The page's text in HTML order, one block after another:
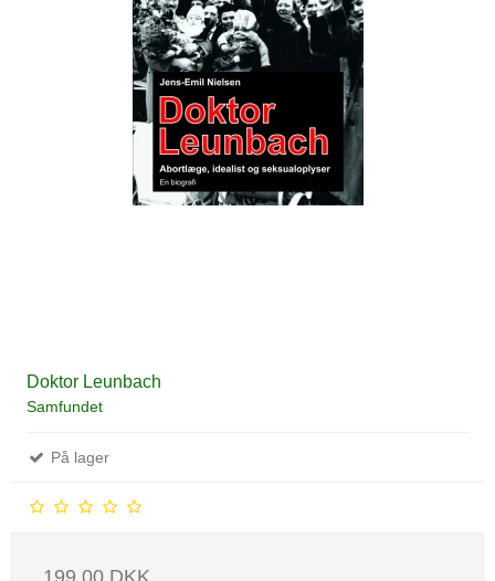
Doktor Leunbach
Samfundet
På lager
199,00 DKK